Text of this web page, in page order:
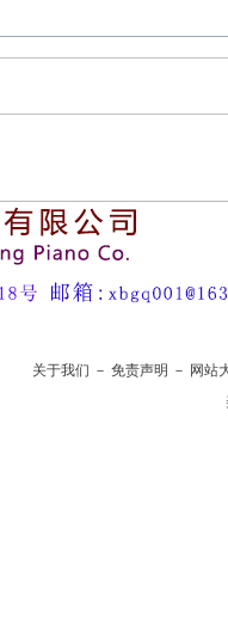
关于我们 － 免责声明 － 网站